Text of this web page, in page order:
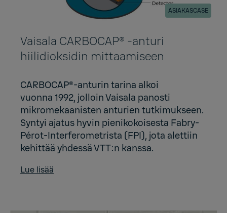
ASIAKASCASE
Vaisala CARBOCAP® ‑anturi
hiilidioksidin mittaamiseen
CARBOCAP®-anturin tarina alkoi
vuonna 1992, jolloin Vaisala panosti
mikromekaanisten anturien tutkimukseen.
Syntyi ajatus hyvin pienikokoisesta Fabry-
Pérot-Interferometrista (FPI), jota alettiin
kehittää yhdessä VTT:n kanssa.
Lue lisää